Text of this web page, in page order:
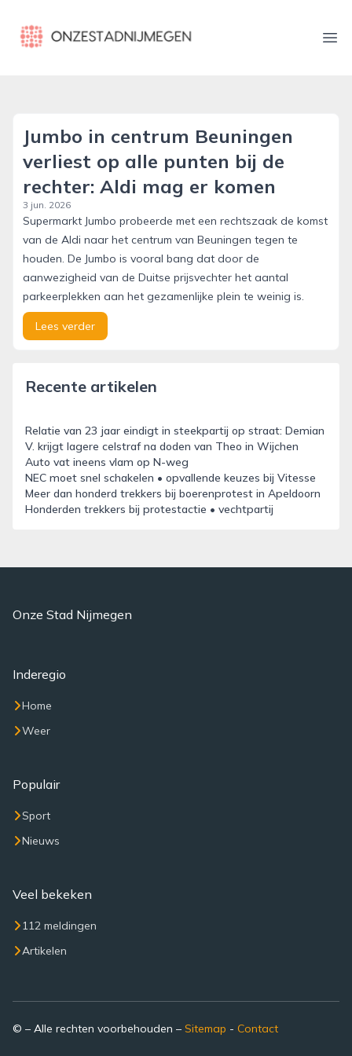
onzestadnijmegen.nl
Jumbo in centrum Beuningen
verliest op alle punten bij de
rechter: Aldi mag er komen
3 jun. 2026
Supermarkt Jumbo probeerde met een rechtszaak de komst
van de Aldi naar het centrum van Beuningen tegen te
houden. De Jumbo is vooral bang dat door de
aanwezigheid van de Duitse prijsvechter het aantal
parkeerplekken aan het gezamenlijke plein te weinig is.
Lees verder
Recente artikelen
Relatie van 23 jaar eindigt in steekpartij op straat: Demian
V. krijgt lagere celstraf na doden van Theo in Wijchen
Auto vat ineens vlam op N-weg
NEC moet snel schakelen • opvallende keuzes bij Vitesse
Meer dan honderd trekkers bij boerenprotest in Apeldoorn
Honderden trekkers bij protestactie • vechtpartij
Onze Stad Nijmegen
Inderegio
Home
Weer
Populair
Sport
Nieuws
Veel bekeken
112 meldingen
Artikelen
© – Alle rechten voorbehouden – Sitemap - Contact